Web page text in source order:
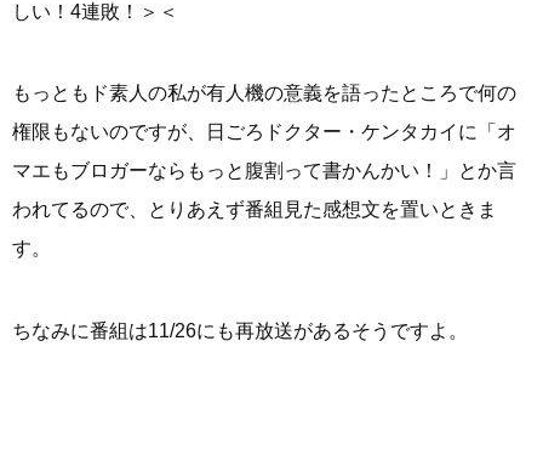
しい！4連敗！＞＜
もっともド素人の私が有人機の意義を語ったところで何の
権限もないのですが、日ごろドクター・ケンタカイに「オ
マエもブロガーならもっと腹割って書かんかい！」とか言
われてるので、とりあえず番組見た感想文を置いときま
す。
ちなみに番組は11/26にも再放送があるそうですよ。